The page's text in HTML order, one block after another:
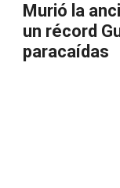
Murió la
un récord
paracaídas